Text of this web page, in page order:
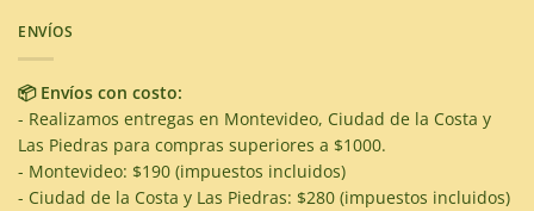
ENVÍOS
📦 Envíos con costo:
- Realizamos entregas en Montevideo, Ciudad de la Costa y
Las Piedras para compras superiores a $1000.
- Montevideo: $190 (impuestos incluidos)
- Ciudad de la Costa y Las Piedras: $280 (impuestos incluidos)